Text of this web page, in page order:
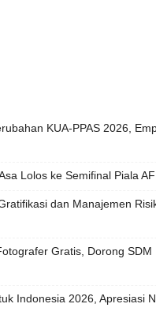
KUA-PPAS 2026,
Lolos ke Semifinal Piala
dan Manajemen
Gratis, Dorong SDM
Indonesia 2026, Apresiasi